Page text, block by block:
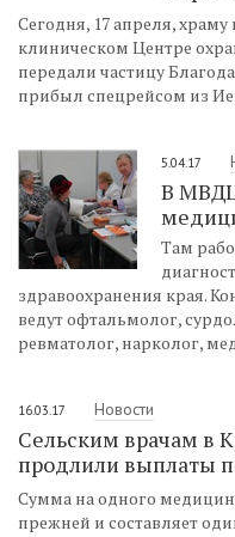
Сегодня, 17 апреля,
клиническом Центре
передали частицу
прибыл спецрейсом из
5.04.17
В
Там
здравоохранения края.
ведут офтальмолог,
ревматолог, нарколог,
16.03.17 Новости
Сельским врачам в
продлили выплаты
Сумма на одного
прежней и составляет